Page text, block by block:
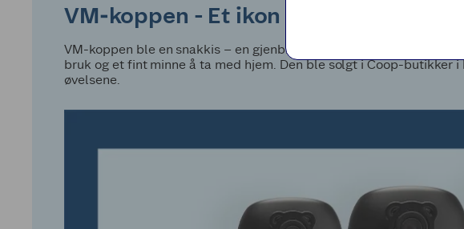
VM‑koppen - Et ikon fra mesterskapet
VM-koppen ble en snakkis – en gjenbrukbar termokopp som ga
bruk og et fint minne å ta med hjem. Den ble solgt i Coop-
øvelsene.